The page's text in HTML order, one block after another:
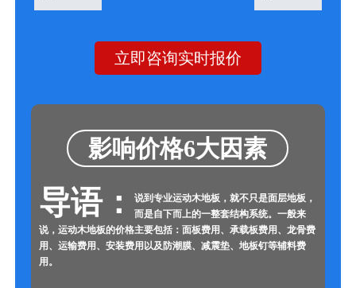
立即咨询实时报价
影响价格6大因素
导语：
说到专业运动木地板，就不只是面层地板，
而是自下而上的一整套结构系统。一般来
说，运动木地板的价格主要包括：面板费用、承载板费用、龙骨费
用、运输费用、安装费用以及防潮膜、减震垫、地板钉等辅料费
用。